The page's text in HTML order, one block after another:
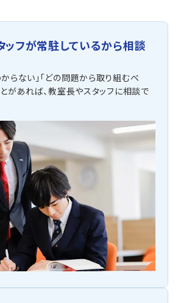
ッフが常駐しているから相談
らない」「どの問題から取り組むべ
とがあれば、教室長やスタッフに相談で